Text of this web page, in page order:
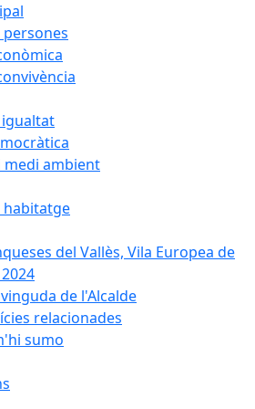
persones
igualtat
ambient
habitatge
del Vallès, Vila Europea de
de l'Alcalde
relacionades
sumo